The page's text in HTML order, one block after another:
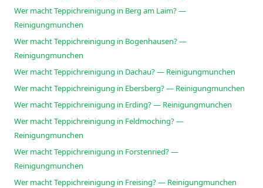
Wer macht Teppichreinigung in Berg am Laim? —
Reinigungmunchen
Wer macht Teppichreinigung in Bogenhausen? —
Reinigungmunchen
Wer macht Teppichreinigung in Dachau? — Reinigungmunchen
Wer macht Teppichreinigung in Ebersberg? — Reinigungmunchen
Wer macht Teppichreinigung in Erding? — Reinigungmunchen
Wer macht Teppichreinigung in Feldmoching? —
Reinigungmunchen
Wer macht Teppichreinigung in Forstenried? —
Reinigungmunchen
Wer macht Teppichreinigung in Freising? — Reinigungmunchen